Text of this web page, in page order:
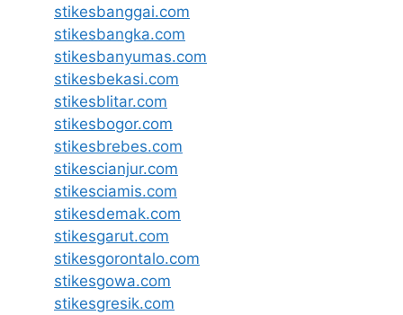
stikesbanggai.com
stikesbangka.com
stikesbanyumas.com
stikesbekasi.com
stikesblitar.com
stikesbogor.com
stikesbrebes.com
stikescianjur.com
stikesciamis.com
stikesdemak.com
stikesgarut.com
stikesgorontalo.com
stikesgowa.com
stikesgresik.com